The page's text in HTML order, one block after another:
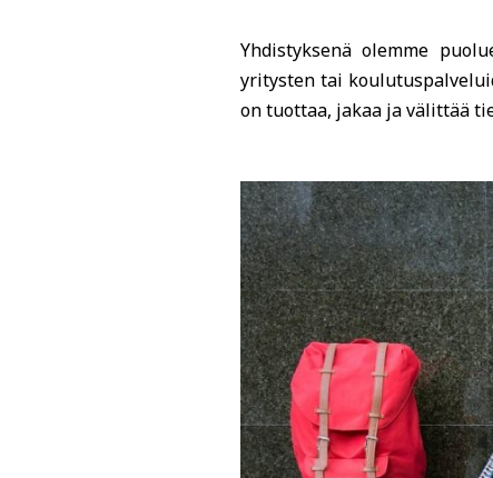
Yhdistyksenä olemme
yritysten tai
on tuottaa, jakaa ja välittää